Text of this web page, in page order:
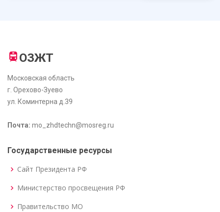
ОЗЖТ
Московская область
г. Орехово-Зуево
ул. Коминтерна д.39
Почта: mo_zhdtechn@mosreg.ru
Государственные ресурсы
Сайт Президента РФ
Министерство просвещения РФ
Правительство МО